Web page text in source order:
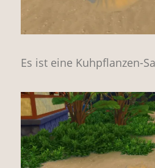
Es ist eine Kuhpflanzen-